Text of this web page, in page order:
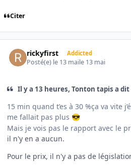
Citer
rickyfirst Addicted
Posté(e) le 13 maile 13 mai
Il y a 13 heures, Tonton tapis a dit
15 min quand t’es à 30 %ça va vite
me fallait pas plus 😎
Mais je vois pas le rapport avec le
il n'y en a aucun.
Pour le prix, il n'y a pas de